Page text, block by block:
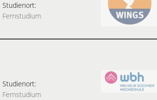
Studienort:
Fernstudium
Studienort:
Fernstudium